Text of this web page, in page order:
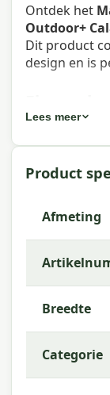
Ontdek het
Outdoor+
Dit product
design en is
kussen
natural
Kleur:natural
Vulling:Mix
Lees meer
Product
Afmeting
Breedte
Categorie